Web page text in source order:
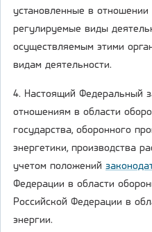
установленные в
регулируемые виды
осуществляемым этими
видам деятельности.
4. Настоящий Федеральный
отношениям в области
государства, оборонного
энергетики, производства
учетом положений
Федерации в области
Российской Федерации в
энергии.